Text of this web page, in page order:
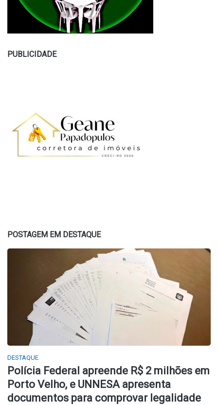
PUBLICIDADE
POSTAGEM EM DESTAQUE
DESTAQUE
Polícia Federal apreende R$ 2 milhões em
Porto Velho, e UNNESA apresenta
documentos para comprovar legalidade